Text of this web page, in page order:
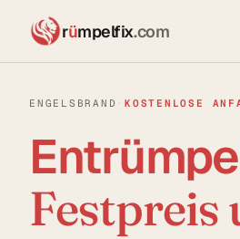
rümpelfix.com
ENGELSBRAND ·KOSTENLOSE
Festpreis